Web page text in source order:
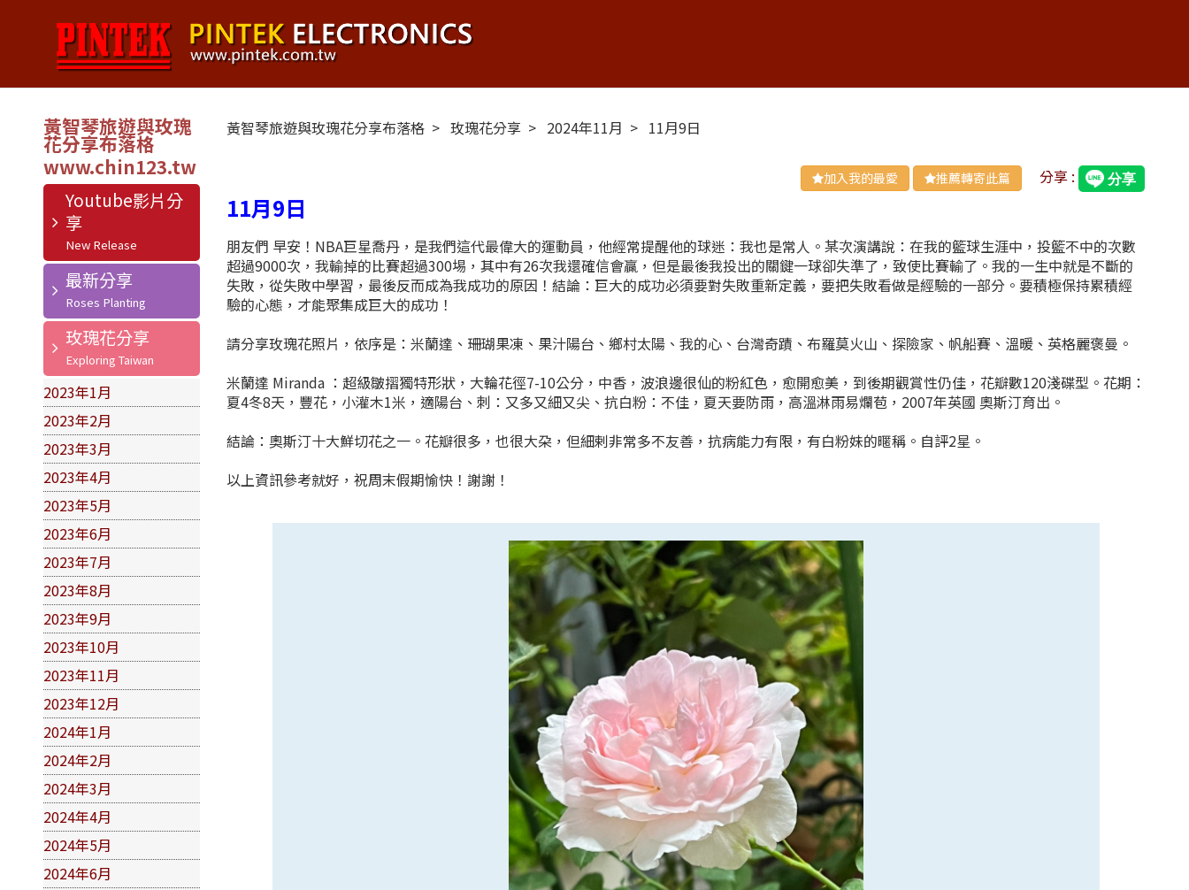
黃智琴旅遊與玫瑰
花分享布落格
Youtube影片分
享
最新分享
玫瑰花分享
2023年1月
2023年2月
2023年3月
2023年4月
2023年5月
2023年6月
2023年7月
2023年8月
2023年9月
2023年10月
2023年11月
2023年12月
2024年1月
2024年2月
2024年3月
2024年4月
2024年5月
2024年6月
黃智琴旅遊與玫瑰花分享布落格 玫瑰花分享 2024年11月 11月9日
加入我的最愛 推薦轉寄此篇 分享 :
11月9日
朋友們 早安！NBA巨星喬丹，是我們這代最偉大的運動員，他經常提醒他的球迷：我也是常人。某次演講說：在我的籃球生涯中，投籃不中的次數
超過9000次，我輸掉的比賽超過300埸，其中有26次我還確信會贏，但是最後我投出的關鍵一球卻失準了，致使比賽輸了。我的一生中就是不斷的
失敗，從失敗中學習，最後反而成為我成功的原因！結論：巨大的成功必須要對失敗重新定義，要把失敗看做是經驗的一部分。要積極保持累積經
驗的心態，才能聚集成巨大的成功！
請分享玫瑰花照片，依序是：米蘭達、珊瑚果凍、果汁陽台、鄉村太陽、我的心、台灣奇蹟、布羅莫火山、探險家、帆船賽、溫暖、英格麗褒曼。
米蘭達 Miranda ：超級皺摺獨特形狀，大輪花徑7-10公分，中香，波浪邊很仙的粉紅色，愈開愈美，到後期觀賞性仍佳，花瓣數120淺碟型。花期：
夏4冬8天，豐花，小灌木1米，適陽台、刺：又多又細又尖、抗白粉：不佳，夏天要防雨，高溫淋雨易爛苞，2007年英國 奧斯汀育出。
結論：奧斯汀十大鮮切花之一。花瓣很多，也很大朶，但細剌非常多不友善，抗病能力有限，有白粉妹的暱稱。自評2星。
以上資訊參考就好，祝周末假期愉快！謝謝！